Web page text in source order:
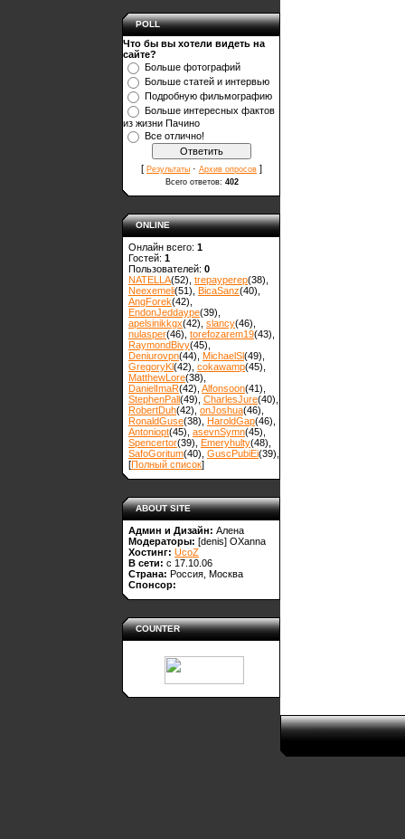
POLL
Что бы вы хотели видеть на
сайте?
Больше фотографий
Больше статей и интервью
Подробную фильмографию
Больше интересных фактов
из жизни Пачино
Все отлично!
[ Результаты · Архив опросов ]
Всего ответов: 402
ONLINE
Онлайн всего: 1
Гостей: 1
Пользователей: 0
NATELLA(52) trepayperep(38)
Neexemeli(51) BicaSanz(40)
AngForek(42)
EndonJeddaype(39)
apelsinikkgx(42) slancy(46)
nulasper(46) torefozarem19(43)
RaymondBivy(45)
Deniurovpn(44) MichaelSl(49)
GregoryKl(42) cokawamp(45)
MatthewLore(38)
DanielImaR(42) Alfonsoon(41)
StephenPall(49) CharlesJure(40)
RobertDuh(42) onJoshua(46)
RonaldGuse(38) HaroldGap(46)
Antoniopt(45) asevnSymn(45)
Spencertor(39) Emeryhulty(48)
SafoGoritum(40) GuscPubiEi(39)
[Полный список]
ABOUT SITE
Админ и Дизайн: Алена
Модераторы: [denis] OXanna
Хостинг: UcoZ
В сети: с 17.10.06
Страна: Россия, Москва
Спонсор:
COUNTER